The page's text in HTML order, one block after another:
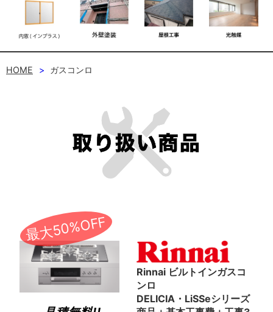
HOME ガスコンロ
最大50%OFF
Rinnai ビルトインガスコ
ンロ
DELICIA・LiSSeシリーズ